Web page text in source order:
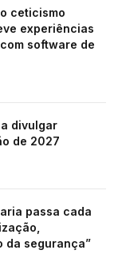
ceticismo
experiências
software de
a divulgar
de 2027
passa cada
da segurança”